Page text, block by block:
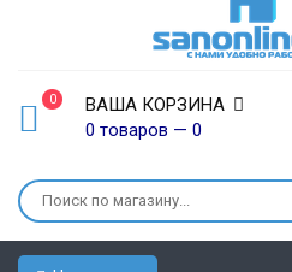
0
ВАША КОРЗИНА
0 товаров — 0